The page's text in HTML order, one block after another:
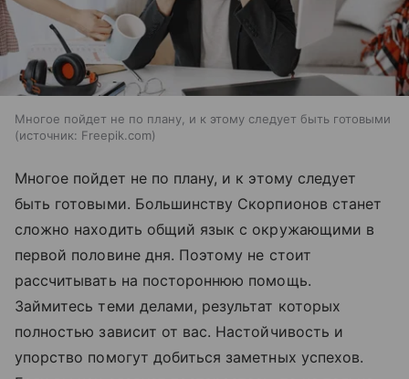
Многое пойдет не по плану, и к этому следует быть готовыми
источник: Freepik.com
Многое пойдет не по плану, и к этому следует
быть готовыми. Большинству Скорпионов станет
сложно находить общий язык с окружающими в
первой половине дня. Поэтому не стоит
рассчитывать на постороннюю помощь.
Займитесь теми делами, результат которых
полностью зависит от вас. Настойчивость и
упорство помогут добиться заметных успехов.